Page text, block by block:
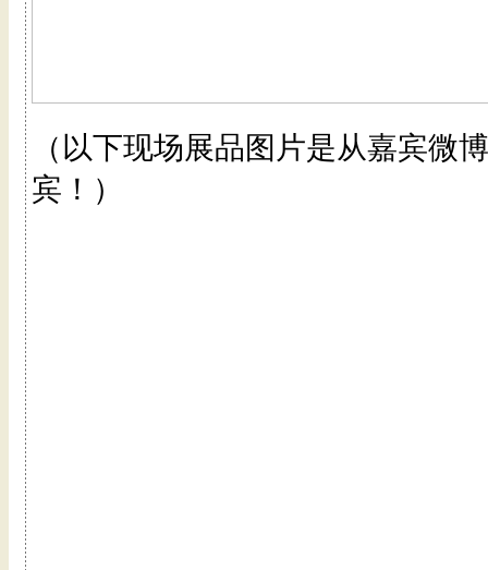
（以下现场展品图片是从嘉宾微
宾！）